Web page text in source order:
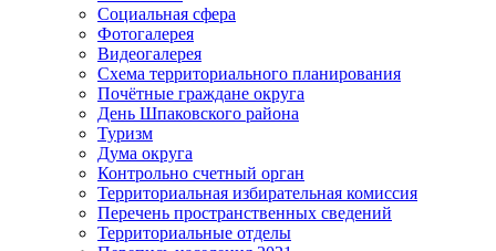
Социальная сфера
Фотогалерея
Видеогалерея
Схема территориального планирования
Почётные граждане округа
День Шпаковского района
Туризм
Дума округа
Контрольно счетный орган
Территориальная избирательная комиссия
Перечень пространственных сведений
Территориальные отделы